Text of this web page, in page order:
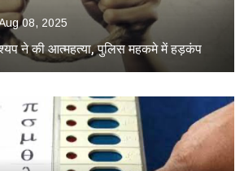
08, 2025
ने की आत्महत्या, पुलिस महकमे में हड़कंप